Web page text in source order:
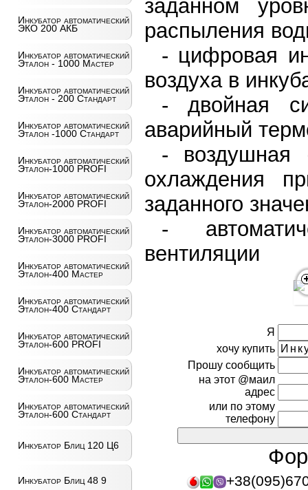
Инкубатор автоматический
ЭКО 200 АКБ
Инкубатор автоматический
Эталон - 1000 Мастер
Инкубатор автоматический
Эталон - 200 Стандарт
Инкубатор автоматический
Эталон -1000 Стандарт
Инкубатор автоматический
Эталон-1000 PROFI
Инкубатор автоматический
Эталон-2000 PROFI
Инкубатор автоматический
Эталон-3000 PROFI
Инкубатор автоматический
Эталон-400 Мастер
Инкубатор автоматический
Эталон-400 Стандарт
Инкубатор автоматический
Эталон-600 PROFI
Инкубатор автоматический
Эталон-600 Мастер
Инкубатор автоматический
Эталон-600 Стандарт
Инкубатор Блиц 120 Ц6
Инкубатор Блиц 48 9
заданном
распыления
- цифровая
воздуха в
- двойная
аварийный
- воздушная
охлаждения
заданного
-
вентиляции
Я
хочу купить
Прошу сообщить
на этот @маил
адрес
или по этому
телефону